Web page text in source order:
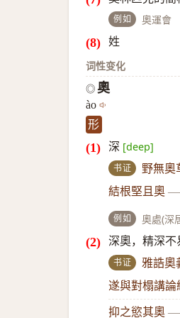
例如 奧運會
姓
词性变化
◎ 奧
ào
形
深 [deep]
书证 野無奧
結根堅且奧
例如 奧處(深
深奧，精深不
书证 雅誥奧
遂與對榻講論
抑之慾其奧